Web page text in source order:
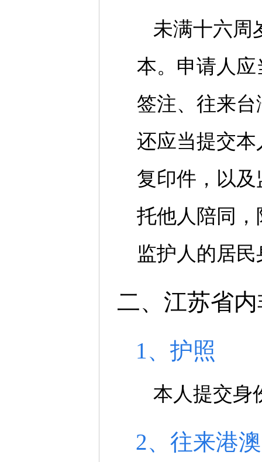
未满十六周
本。申请人
签注、往来
还应当提交
复印件，以
托他人陪同
监护人的居
二、江苏省
1、护照
本人提交身
2、往来港